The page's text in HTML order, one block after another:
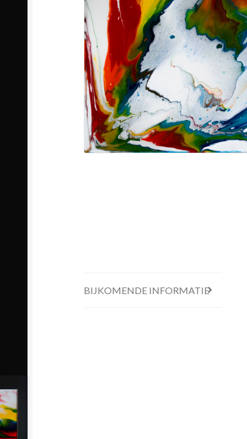
BIJKOMENDE INFORMATIE